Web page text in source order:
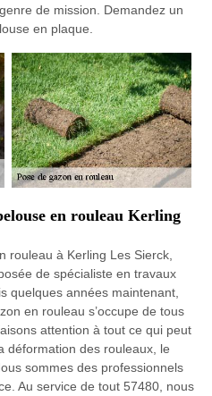
de mission. Demandez un
en plaque.
en rouleau Kerling
rouleau à Kerling Les Sierck,
de spécialiste en travaux
quelques années maintenant,
en rouleau s’occupe de tous
attention à tout ce qui peut
déformation des rouleaux, le
sommes des professionnels
Au service de tout 57480, nous